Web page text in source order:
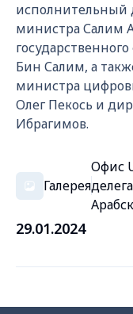
исполнительный
министра Салим
Бин Салим, а
министра
Олег Пекось и
Ибрагимов.
Галерея
Офис
29.01.2024